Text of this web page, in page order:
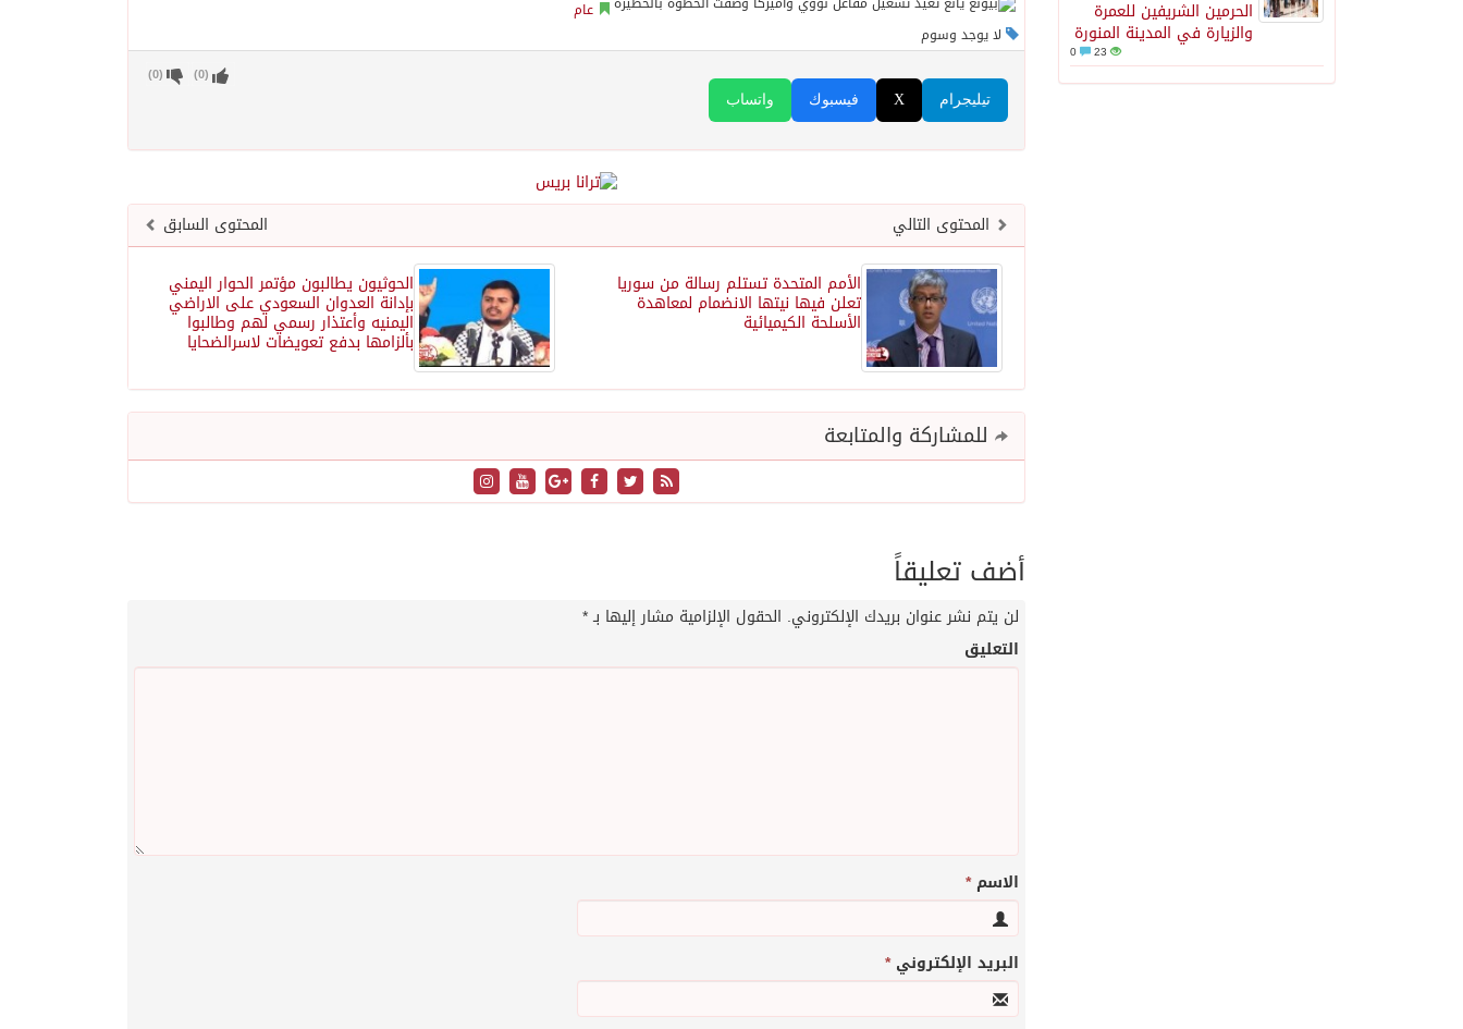
الحرمين الشريفين للعمرة
والزيارة في المدينة المنورة
23
عام
لا يوجد وسوم
واتساب فيسبوك X تيليجرام
(
0
) (
0
)
المحتوى السابق
المحتوى التالي
الحوثيون يطالبون مؤتمر الحوار اليمني
بإدانة العدوان السعودي على الاراضي
اليمنيه وأعتذار رسمي لهم وطالبوا
بألزامها بدفع تعويضات لاسرالضحايا
الأمم المتحدة تستلم رسالة من سوريا
تعلن فيها نيتها الانضمام لمعاهدة
الأسلحة الكيميائية
للمشاركة والمتابعة
أضف تعليقاً
لن يتم نشر عنوان بريدك الإلكتروني. الحقول الإلزامية مشار إليها بـ*
التعليق
الاسم*
البريد الإلكتروني*